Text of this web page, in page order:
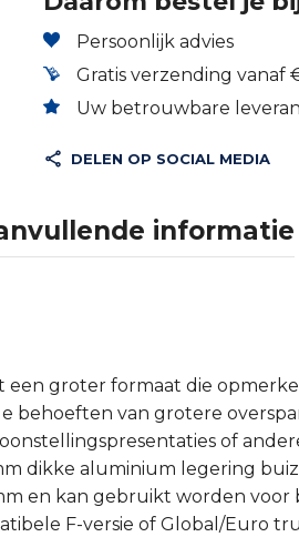
Persoonlijk advies
Gratis verzending vanaf
Uw betrouwbare
DELEN OP SOCIAL MEDIA
informatie
een groter formaat die
behoeften van grotere
of
dikke aluminium legering
en kan gebruikt worden voor
F-versie of Global/Euro